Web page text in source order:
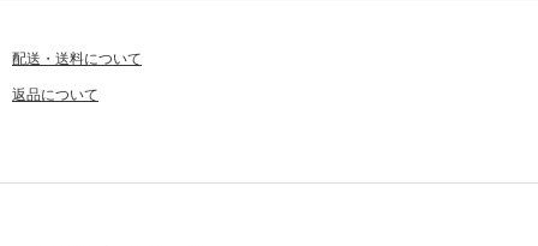
配送・送料について
返品について